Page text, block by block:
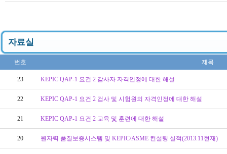
자료실
번호 제목
23 KEPIC QAP-1 요건 2 감사자 자격인정에 대한 해설
22 KEPIC QAP-1 요건 2 검사 및 시험원의 자격인정에 대한 해설
21 KEPIC QAP-1 요건 2 교육 및 훈련에 대한 해설
20 원자력 품질보증시스템 및 KEPIC/ASME 컨설팅 실적(2013.11현재)